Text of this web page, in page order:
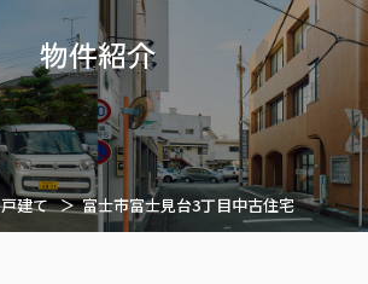
物件紹介
戸建て 富士市富士見台3丁目中古住宅